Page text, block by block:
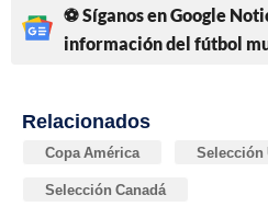
⚽ Síganos en Google
información del fútbol
Relacionados
Copa América Selección
Selección Canadá